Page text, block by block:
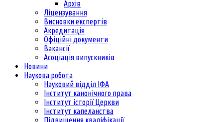
Архів
Ліцензування
Висновки експертів
Акредитація
Офіційні документи
Вакансії
Асоціація випускників
Новини
Наукова робота
Науковий відділ ІФА
Інститут канонічного права
Інститут історії Церкви
Інститут капеланства
Підвищення кваліфікації